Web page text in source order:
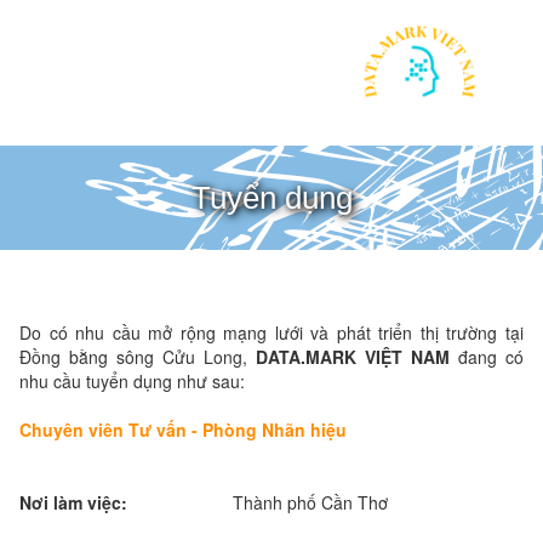
Tuyển dụng
Do có nhu cầu mở rộng mạng lưới và phát triển thị trường tại
Đồng bằng sông Cửu Long, DATA.MARK VIỆT NAM đang có
nhu cầu tuyển dụng như sau:
Chuyên viên Tư vấn - Phòng Nhãn hiệu
Nơi làm việc: Thành phố Cần Thơ